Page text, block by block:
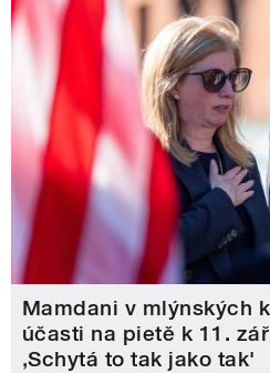
Mamdani v mlýnských
účasti na pietě k 11.
‚Schytá to tak jako tak'